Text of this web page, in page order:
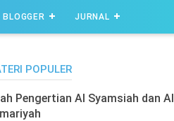
BLOGGER JURNAL
POPULER
Pengertian Al Syamsiah dan Al